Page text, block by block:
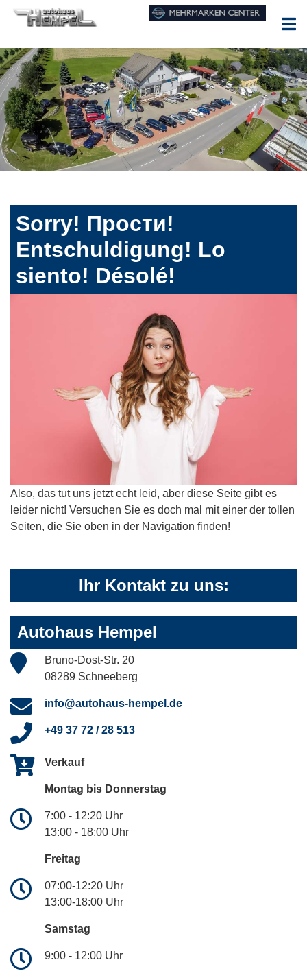
Sorry! Прости!
Entschuldigung! Lo
siento! Désolé!
Also, das tut uns jetzt echt leid, aber diese Seite gibt es
leider nicht! Versuchen Sie es doch mal mit einer der tollen
Seiten, die Sie oben in der Navigation finden!
Ihr Kontakt zu uns:
Autohaus Hempel
Bruno-Dost-Str. 20
08289 Schneeberg
info@autohaus-hempel.de
+49 37 72 / 28 513
Verkauf
Montag bis Donnerstag
7:00 - 12:20 Uhr
13:00 - 18:00 Uhr
Freitag
07:00-12:20 Uhr
13:00-18:00 Uhr
Samstag
9:00 - 12:00 Uhr